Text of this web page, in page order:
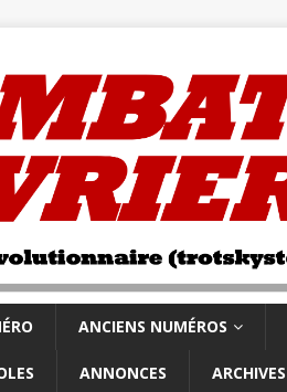
ANCIENS NUMÉROS
ANNONCES ARCHIVES